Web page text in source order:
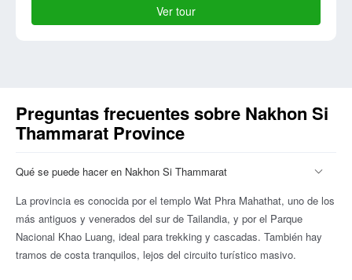
Ver tour
Preguntas frecuentes sobre Nakhon Si
Thammarat Province
Qué se puede hacer en Nakhon Si Thammarat
La provincia es conocida por el templo Wat Phra Mahathat, uno de los
más antiguos y venerados del sur de Tailandia, y por el Parque
Nacional Khao Luang, ideal para trekking y cascadas. También hay
tramos de costa tranquilos, lejos del circuito turístico masivo.